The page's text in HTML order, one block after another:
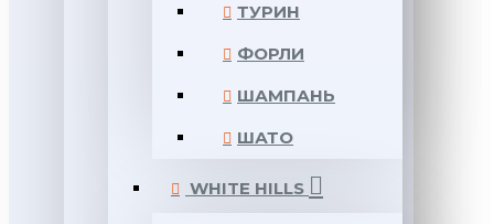
ТУРИН
ФОРЛИ
ШАМПАНЬ
ШАТО
WHITE HILLS